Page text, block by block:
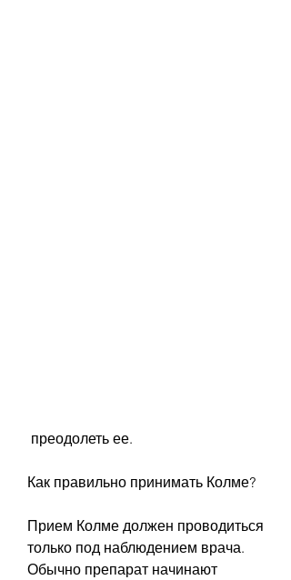
преодолеть ее.
Как правильно принимать Колме?
Прием Колме должен проводиться
только под наблюдением врача.
Обычно препарат начинают